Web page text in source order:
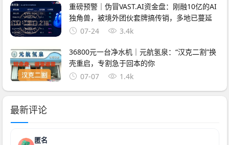
重磅预警｜伪冒VAST.AI资金盘：刚融10亿的AI
独角兽，被境外团伙套牌搞传销，多地已蔓延
07-24
3.4k
36800元一台净水机｜元航氢泉：“汉克二割”换
壳重启，专割急于回本的你
07-07
1.4k
最新评论
匿名